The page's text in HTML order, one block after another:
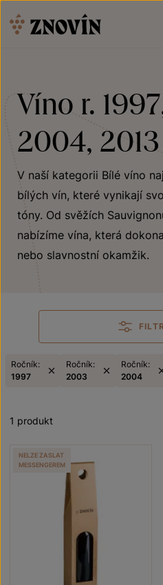
Víno r.
2004, 2013
V naší kategorii Bílé víno
bílých vín, které vynikají
tóny. Od svěžích
nabízíme vína, která
nebo slavnostní okamžik.
Ročník:
1997
Ročník:
2003
Ročník:
2004
1 produkt
NELZE ZASLAT
MESSENGEREM